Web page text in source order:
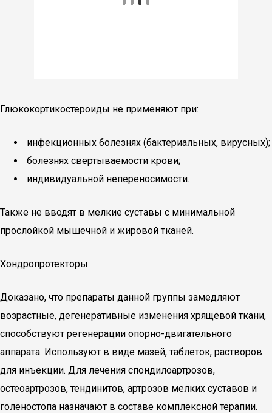
Глюкокортикостероиды не применяют при:
инфекционных болезнях (бактериальных, вирусных);
болезнях свертываемости крови;
индивидуальной непереносимости.
Также не вводят в мелкие суставы с минимальной
прослойкой мышечной и жировой тканей.
Хондропротекторы
Доказано, что препараты данной группы замедляют
возрастные, дегенеративные изменения хрящевой ткани,
способствуют регенерации опорно-двигательного
аппарата. Используют в виде мазей, таблеток, растворов
для инъекции. Для лечения спондилоартрозов,
остеоартрозов, тендинитов, артрозов мелких суставов и
голеностопа назначают в составе комплексной терапии.